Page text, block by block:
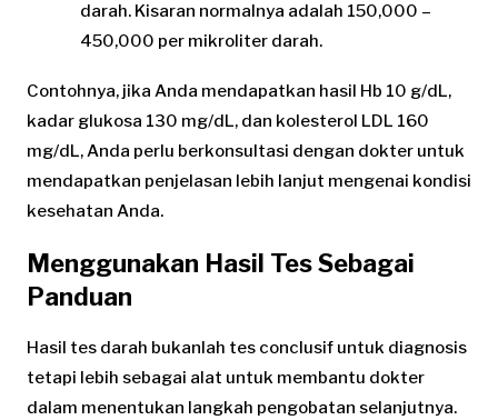
darah. Kisaran normalnya adalah 150,000 –
450,000 per mikroliter darah.
Contohnya, jika Anda mendapatkan hasil Hb 10 g/dL,
kadar glukosa 130 mg/dL, dan kolesterol LDL 160
mg/dL, Anda perlu berkonsultasi dengan dokter untuk
mendapatkan penjelasan lebih lanjut mengenai kondisi
kesehatan Anda.
Menggunakan Hasil Tes Sebagai
Panduan
Hasil tes darah bukanlah tes conclusif untuk diagnosis
tetapi lebih sebagai alat untuk membantu dokter
dalam menentukan langkah pengobatan selanjutnya.